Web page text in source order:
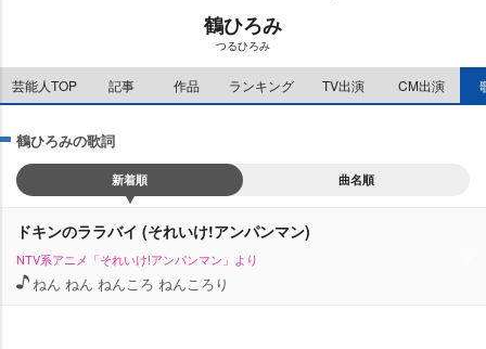
e
鶴ひろみ
つるひろみ
芸能人TOP 記事 作品 ランキング TV出演 CM出演
鶴ひろみの歌詞
新着順 曲名順
ドキンのララバイ (それいけ!アンパンマン)
NTV系アニメ「それいけ!アンパンマン」より
ねん ねん ねんころ ねんころり